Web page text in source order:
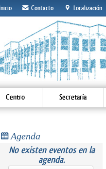
Inicio Contacto Localización
Centro Secretaría
Agenda
No existen eventos en la
agenda.